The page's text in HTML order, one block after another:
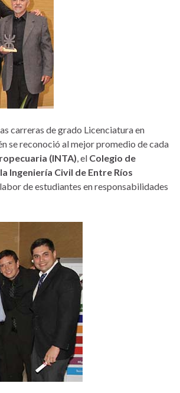
carreras de grado Licenciatura en
se reconoció al mejor promedio de cada
(INTA) , el Colegio de
Ingeniería Civil de Entre Ríos
de estudiantes en responsabilidades